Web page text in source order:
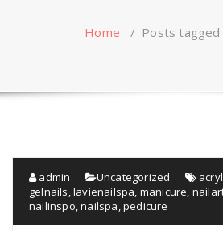
Home / Posts tagged
admin Uncategorized
gelnails ,lavienailspa manicure
nailinspo ,nailspa ,pedicure